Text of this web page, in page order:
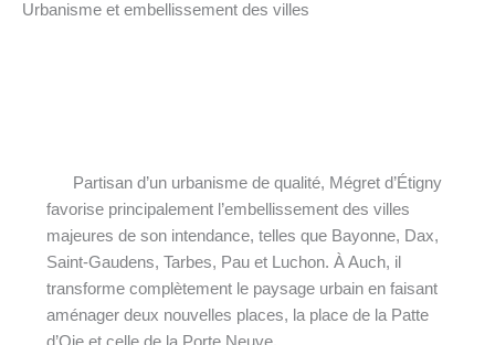
Urbanisme et embellissement des villes
Partisan d’un urbanisme de qualité, Mégret d’Étigny
favorise principalement l’embellissement des villes
majeures de son intendance, telles que Bayonne, Dax,
Saint-Gaudens, Tarbes, Pau et Luchon. À Auch, il
transforme complètement le paysage urbain en faisant
aménager deux nouvelles places, la place de la Patte
d’Oie et celle de la Porte Neuve.